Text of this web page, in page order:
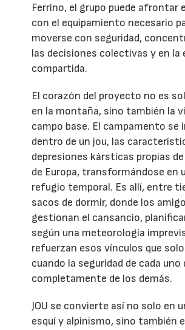
Ferrino, el grupo puede afrontar
con el equipamiento necesario
moverse con seguridad,
las decisiones colectivas y en la
compartida.
El corazón del proyecto no es
en la montaña, sino también la
campo base. El campamento se
dentro de un jou, las
depresiones kársticas propias
de Europa, transformándose en
refugio temporal. Es allí, entre
sacos de dormir, donde los
gestionan el cansancio,
según una meteorología
refuerzan esos vínculos que
cuando la seguridad de cada uno
completamente de los demás.
JOU se convierte así no solo en
esquí y alpinismo, sino también